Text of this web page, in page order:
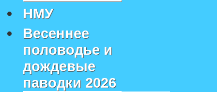
НМУ
Весеннее
половодье и
дождевые
паводки 2026